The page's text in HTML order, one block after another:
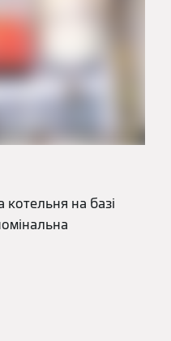
на базі